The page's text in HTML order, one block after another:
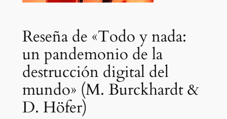
Reseña de «Todo y nada:
un pandemonio de la
destrucción digital del
mundo» (M. Burckhardt &
D. Höfer)